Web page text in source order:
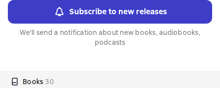
Subscribe to new releases
We'll send a notification about new books, audiobooks,
podcasts
Books 30